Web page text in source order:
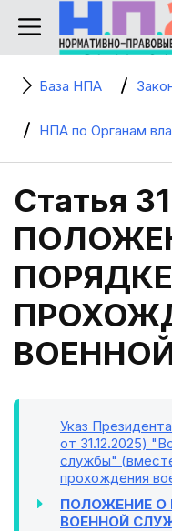
База НПА
НПА по Органам
Статья
ПОРЯДКЕ
Указ
от 31.12.2025)
службы"
прохождения
ПОЛОЖЕНИЕ О
ВОЕННОЙ